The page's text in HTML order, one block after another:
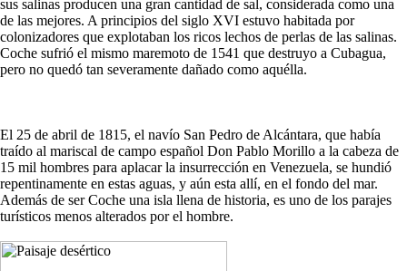
sus salinas producen una gran cantidad de sal, considerada como una
de las mejores. A principios del siglo XVI estuvo habitada por
colonizadores que explotaban los ricos lechos de perlas de las salinas.
Coche sufrió el mismo maremoto de 1541 que destruyo a Cubagua,
pero no quedó tan severamente dañado como aquélla.
El 25 de abril de 1815, el navío San Pedro de Alcántara, que había
traído al mariscal de campo español Don Pablo Morillo a la cabeza de
15 mil hombres para aplacar la insurrección en Venezuela, se hundió
repentinamente en estas aguas, y aún esta allí, en el fondo del mar.
Además de ser Coche una isla llena de historia, es uno de los parajes
turísticos menos alterados por el hombre.